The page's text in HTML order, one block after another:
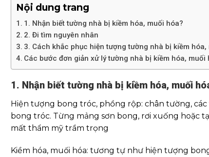
Nội dung trang
1. Nhận biết tường nhà bị kiềm hóa, muối hóa?
2. Đi tìm nguyên nhân
3. Cách khắc phục hiện tượng tường nhà bị kiềm hóa,
Các bước đơn giản xử lý tường nhà bị kiềm hóa,
1. Nhận biết tường nhà bị kiềm hóa, muối
Hiện tượng bong tróc, phồng rộp: chân tường,
bong tróc. Từng mảng sơn bong, rơi xuống hoặc
mất thẩm mỹ trầm trọng
Kiềm hóa, muối hóa: tương tự như hiện tượng